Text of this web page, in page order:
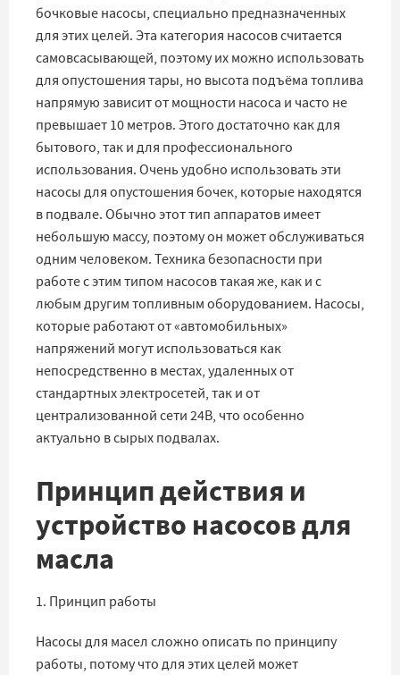
бочковые насосы, специально предназначенных
для этих целей. Эта категория насосов считается
самовсасывающей, поэтому их можно использовать
для опустошения тары, но высота подъёма топлива
напрямую зависит от мощности насоса и часто не
превышает 10 метров. Этого достаточно как для
бытового, так и для профессионального
использования. Очень удобно использовать эти
насосы для опустошения бочек, которые находятся
в подвале. Обычно этот тип аппаратов имеет
небольшую массу, поэтому он может обслуживаться
одним человеком. Техника безопасности при
работе с этим типом насосов такая же, как и с
любым другим топливным оборудованием. Насосы,
которые работают от «автомобильных»
напряжений могут использоваться как
непосредственно в местах, удаленных от
стандартных электросетей, так и от
централизованной сети 24В, что особенно
актуально в сырых подвалах.
Принцип действия и
устройство насосов для
масла
1. Принцип работы
Насосы для масел сложно описать по принципу
работы, потому что для этих целей может